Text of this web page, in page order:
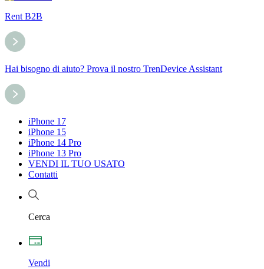
Rent B2B
Hai bisogno di aiuto? Prova il nostro TrenDevice Assistant
iPhone 17
iPhone 15
iPhone 14 Pro
iPhone 13 Pro
VENDI IL TUO USATO
Contatti
Cerca
Vendi